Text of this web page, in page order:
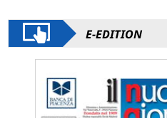
E-EDITION